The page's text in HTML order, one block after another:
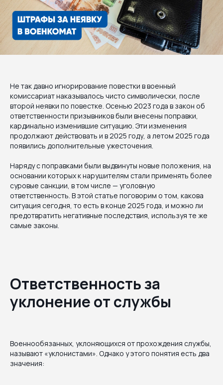
Не так давно игнорирование повестки в военный
комиссариат наказывалось чисто символически, после
второй неявки по повестке. Осенью 2023 года в закон об
ответственности призывников были внесены поправки,
кардинально изменившие ситуацию. Эти изменения
продолжают действовать и в 2025 году, а летом 2025 года
появились дополнительные ужесточения.
Наряду с поправками были выдвинуты новые положения, на
основании которых к нарушителям стали применять более
суровые санкции, в том числе — уголовную
ответственность. В этой статье поговорим о том, какова
ситуация сегодня, то есть в конце 2025 года, и можно ли
предотвратить негативные последствия, используя те же
самые законы.
Ответственность за
уклонение от службы
Военнообязанных, уклоняющихся от прохождения службы,
называют «уклонистами». Однако у этого понятия есть два
значения: